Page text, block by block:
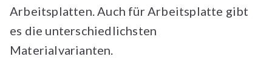
Arbeitsplatten. Auch für Arbeitsplatte gibt
es die unterschiedlichsten
Materialvarianten.